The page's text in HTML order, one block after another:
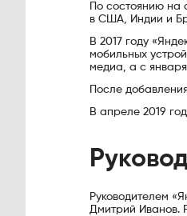
По состоянию на
в США, Индии и
В 2017 году
мобильных
медиа, а с
После
В апреле 2019
Руководителем
Дмитрий Иванов.